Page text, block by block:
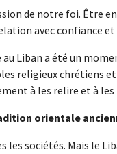
de notre foi. Être
avec confiance
au Liban a été un
religieux chrétiens
à les relire et à
orientale
les sociétés. Mais le